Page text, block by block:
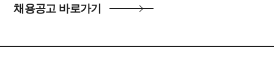
채용공고 바로가기